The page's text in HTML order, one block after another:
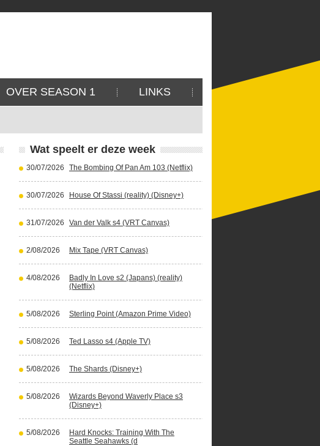
OVER SEASON 1 LINKS
Wat speelt er deze week
30/07/2026 The Bombing Of Pan Am 103 (Netflix)
30/07/2026 House Of Stassi (reality) (Disney+)
31/07/2026 Van der Valk s4 (VRT Canvas)
2/08/2026 Mix Tape (VRT Canvas)
4/08/2026
Badly In Love s2 (Japans) (reality)
(Netflix)
5/08/2026 Sterling Point (Amazon Prime Video)
5/08/2026 Ted Lasso s4 (Apple TV)
5/08/2026 The Shards (Disney+)
5/08/2026
Wizards Beyond Waverly Place s3
(Disney+)
5/08/2026
Hard Knocks: Training With The
Seattle Seahawks (d